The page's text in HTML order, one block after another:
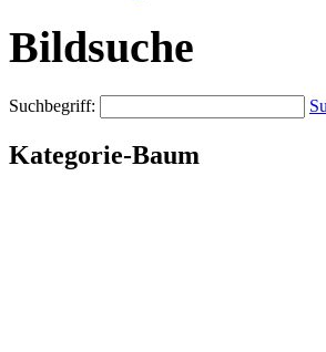
Bildsuche
Suchbegriff:
Kategorie-Baum